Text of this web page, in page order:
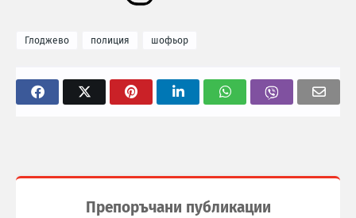
Глоджево полиция шофьор
Препоръчани публикации